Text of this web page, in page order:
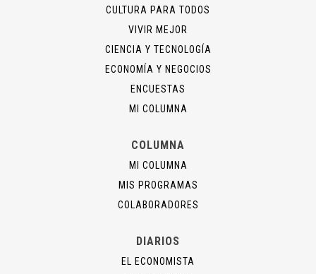
CULTURA PARA TODOS
VIVIR MEJOR
CIENCIA Y TECNOLOGÍA
ECONOMÍA Y NEGOCIOS
ENCUESTAS
MI COLUMNA
COLUMNA
MI COLUMNA
MIS PROGRAMAS
COLABORADORES
DIARIOS
EL ECONOMISTA